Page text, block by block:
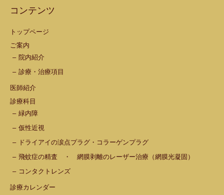
コンテンツ
トップページ
ご案内
院内紹介
診療・治療項目
医師紹介
診療科目
緑内障
仮性近視
ドライアイの涙点プラグ・コラーゲンプラグ
飛蚊症の精査 ・ 網膜剥離のレーザー治療（網膜光凝固）
コンタクトレンズ
診療カレンダー